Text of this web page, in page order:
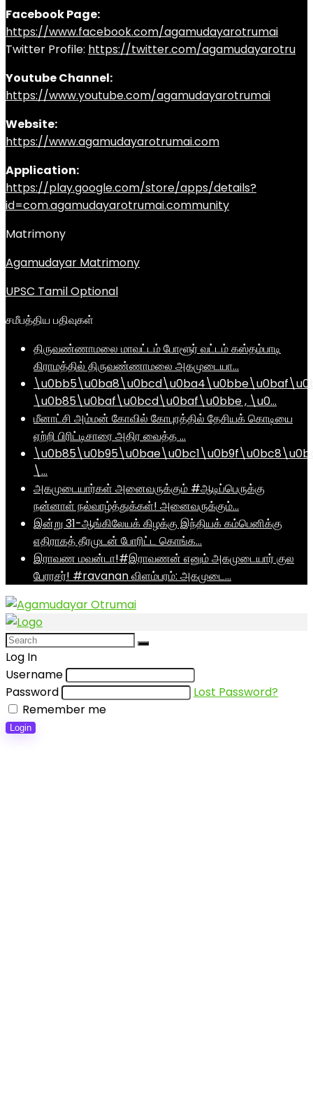
Facebook Page:
https://www.facebook.com/agamudayarotrumai
Twitter Profile: https://twitter.com/agamudayarotru
Youtube Channel:
https://www.youtube.com/agamudayarotrumai
Website:
https://www.agamudayarotrumai.com
Application:
https://play.google.com/store/apps/details?
id=com.agamudayarotrumai.community
Matrimony
Agamudayar Matrimony
UPSC Tamil Optional
சமீபத்திய பதிவுகள்
திருவண்ணாமலை மாவட்டம் போளூர் வட்டம் கஸ்தம்பாடி
கிராமத்தில் திருவண்ணாமலை அகமுடையா…
\u0b85\u0baf\u0bcd\u0baf\u0bbe , \u0…
மீனாட்சி அம்மன் கோவில் கோபுரத்தில் தேசியக் கொடியை
ஏற்றி பிரிட்டிசாரை அதிர வைத்த …
\…
அகமுடையார்கள் அனைவருக்கும் #ஆடிப்பெருக்கு
நன்னாள் நல்வாழ்த்துக்கள்! அனைவருக்கும்…
இன்று 31-ஆங்கிலேயக் கிழக்கு இந்தியக் கம்பெனிக்கு
எதிராகத் தீரமுடன் போரிட்ட கொங்க…
இராவண மவன்டா!#இராவணன் எனும் அகமுடையார் குல
பேரரசர்! #ravanan விளம்பரம்: அகமுடை…
Log In
Username
Password
Lost Password?
Remember me
Login